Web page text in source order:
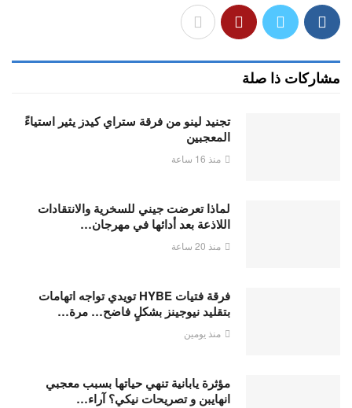
مشاركات ذا صلة
تجنيد لينو من فرقة ستراي كيدز يثير استياءً
المعجبين
منذ 16 ساعة
لماذا تعرضت جيني للسخرية والانتقادات
اللاذعة بعد أدائها في مهرجان…
منذ 20 ساعة
فرقة فتيات HYBE تويدي تواجه اتهامات
بتقليد نيوجينز بشكلٍ فاضح… مرة…
منذ يومين
مؤثرة يابانية تنهي حياتها بسبب معجبي
انهايبن و تصريحات نيكي؟ آراء…